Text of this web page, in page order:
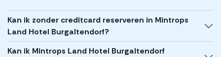
Kan ik zonder creditcard reserveren in Mintrops
Land Hotel Burgaltendorf?
Kan ik Mintrops Land Hotel Burgaltendorf